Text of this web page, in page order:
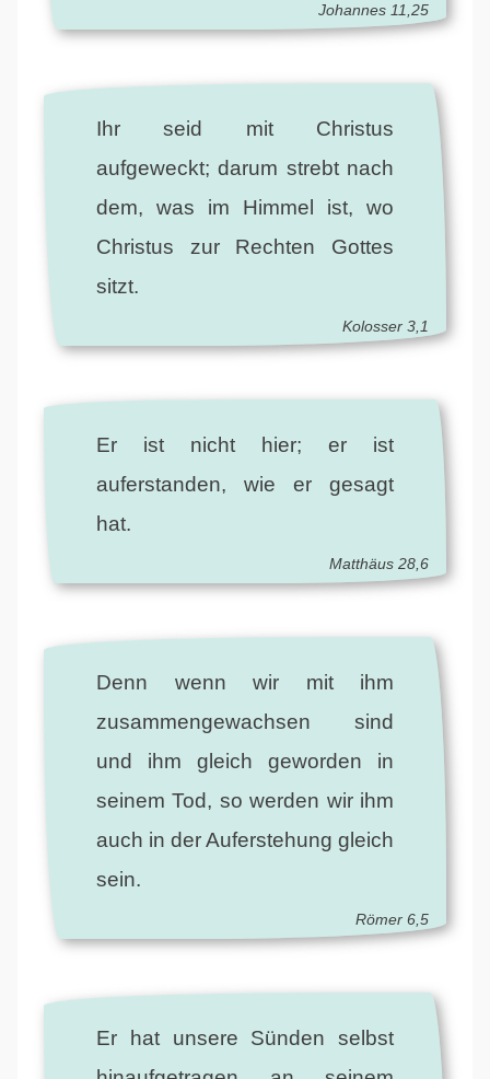
Johannes 11,25
Ihr seid mit Christus
aufgeweckt; darum strebt nach
dem, was im Himmel ist, wo
Christus zur Rechten Gottes
sitzt.
Kolosser 3,1
Er ist nicht hier; er ist
auferstanden, wie er gesagt
hat.
Matthäus 28,6
Denn wenn wir mit ihm
zusammengewachsen sind
und ihm gleich geworden in
seinem Tod, so werden wir ihm
auch in der Auferstehung gleich
sein.
Römer 6,5
Er hat unsere Sünden selbst